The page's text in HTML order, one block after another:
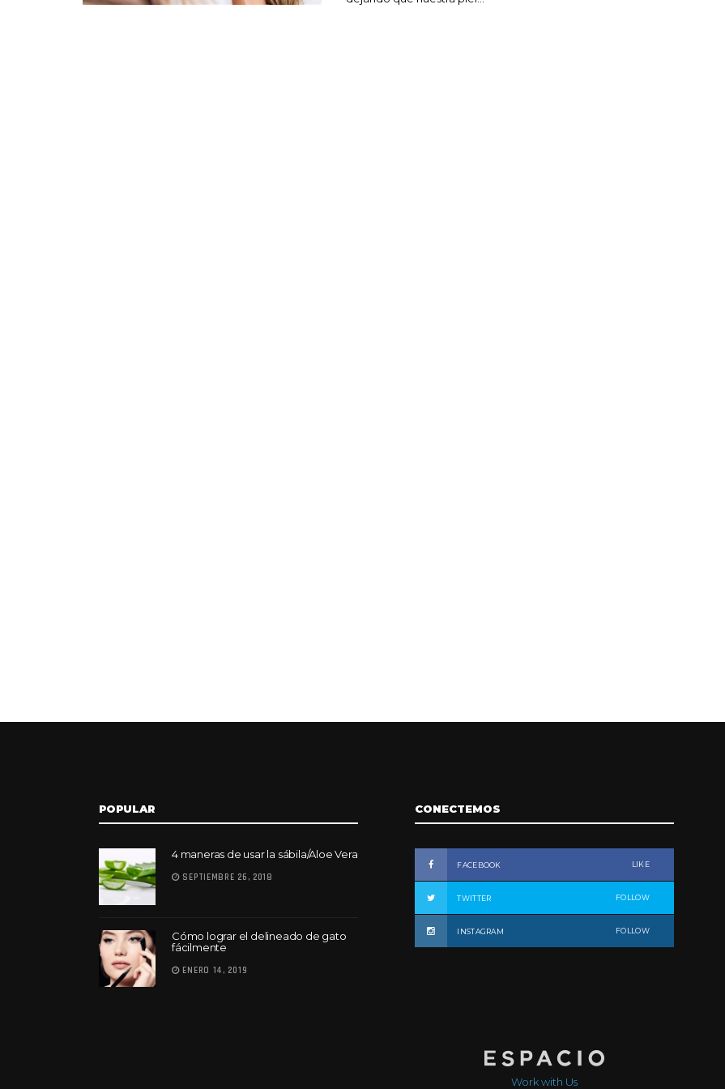
POPULAR
4 maneras de usar la sábila/Aloe Vera
SEPTIEMBRE 26, 2018
Cómo lograr el delineado de gato
fácilmente
ENERO 14, 2019
CONECTEMOS
FACEBOOK LIKE
TWITTER FOLLOW
INSTAGRAM FOLLOW
Work with Us